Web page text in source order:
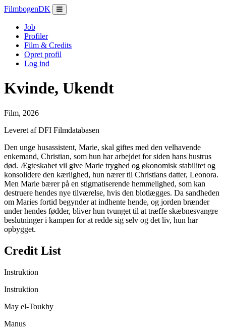
FilmbogenDK
Job
Profiler
Film & Credits
Opret profil
Log ind
Kvinde, Ukendt
Film, 2026
Leveret af DFI Filmdatabasen
Den unge husassistent, Marie, skal giftes med den velhavende
enkemand, Christian, som hun har arbejdet for siden hans hustrus
død. Ægteskabet vil give Marie tryghed og økonomisk stabilitet og
konsolidere den kærlighed, hun nærer til Christians datter, Leonora.
Men Marie bærer på en stigmatiserende hemmelighed, som kan
destruere hendes nye tilværelse, hvis den blotlægges. Da sandheden
om Maries fortid begynder at indhente hende, og jorden brænder
under hendes fødder, bliver hun tvunget til at træffe skæbnesvangre
beslutninger i kampen for at redde sig selv og det liv, hun har
opbygget.
Credit List
Instruktion
Instruktion
May el-Toukhy
Manus